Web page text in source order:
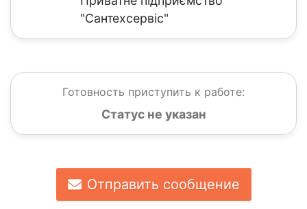
"Сантехсервіс"
Готовность приступить к работе:
Статус не указан
Отправить сообщение